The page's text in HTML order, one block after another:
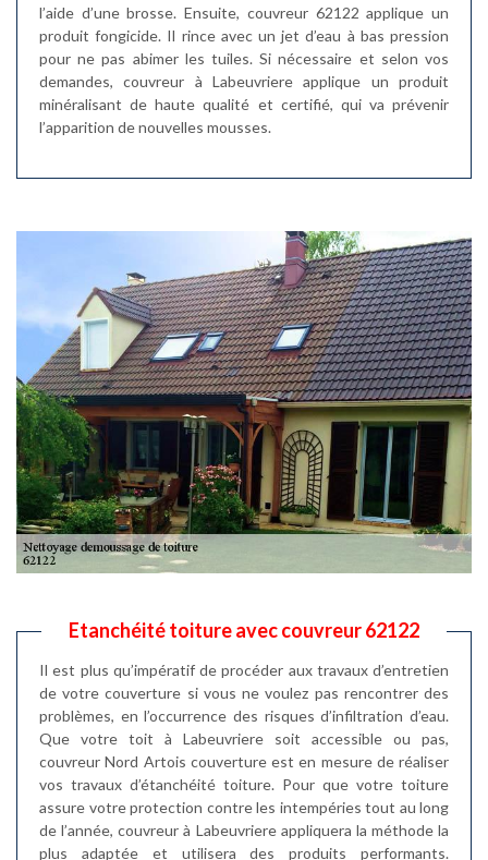
l’aide d’une brosse. Ensuite, couvreur 62122 applique un
produit fongicide. Il rince avec un jet d’eau à bas pression
pour ne pas abimer les tuiles. Si nécessaire et selon vos
demandes, couvreur à Labeuvriere applique un produit
minéralisant de haute qualité et certifié, qui va prévenir
l’apparition de nouvelles mousses.
Etanchéité toiture avec couvreur 62122
Il est plus qu’impératif de procéder aux travaux d’entretien
de votre couverture si vous ne voulez pas rencontrer des
problèmes, en l’occurrence des risques d’infiltration d’eau.
Que votre toit à Labeuvriere soit accessible ou pas,
couvreur Nord Artois couverture est en mesure de réaliser
vos travaux d’étanchéité toiture. Pour que votre toiture
assure votre protection contre les intempéries tout au long
de l’année, couvreur à Labeuvriere appliquera la méthode la
plus adaptée et utilisera des produits performants.